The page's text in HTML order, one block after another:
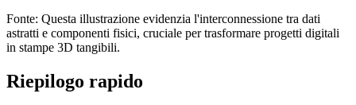
Fonte: Questa illustrazione evidenzia l'interconnessione tra dati
astratti e componenti fisici, cruciale per trasformare progetti digitali
in stampe 3D tangibili.
Riepilogo rapido